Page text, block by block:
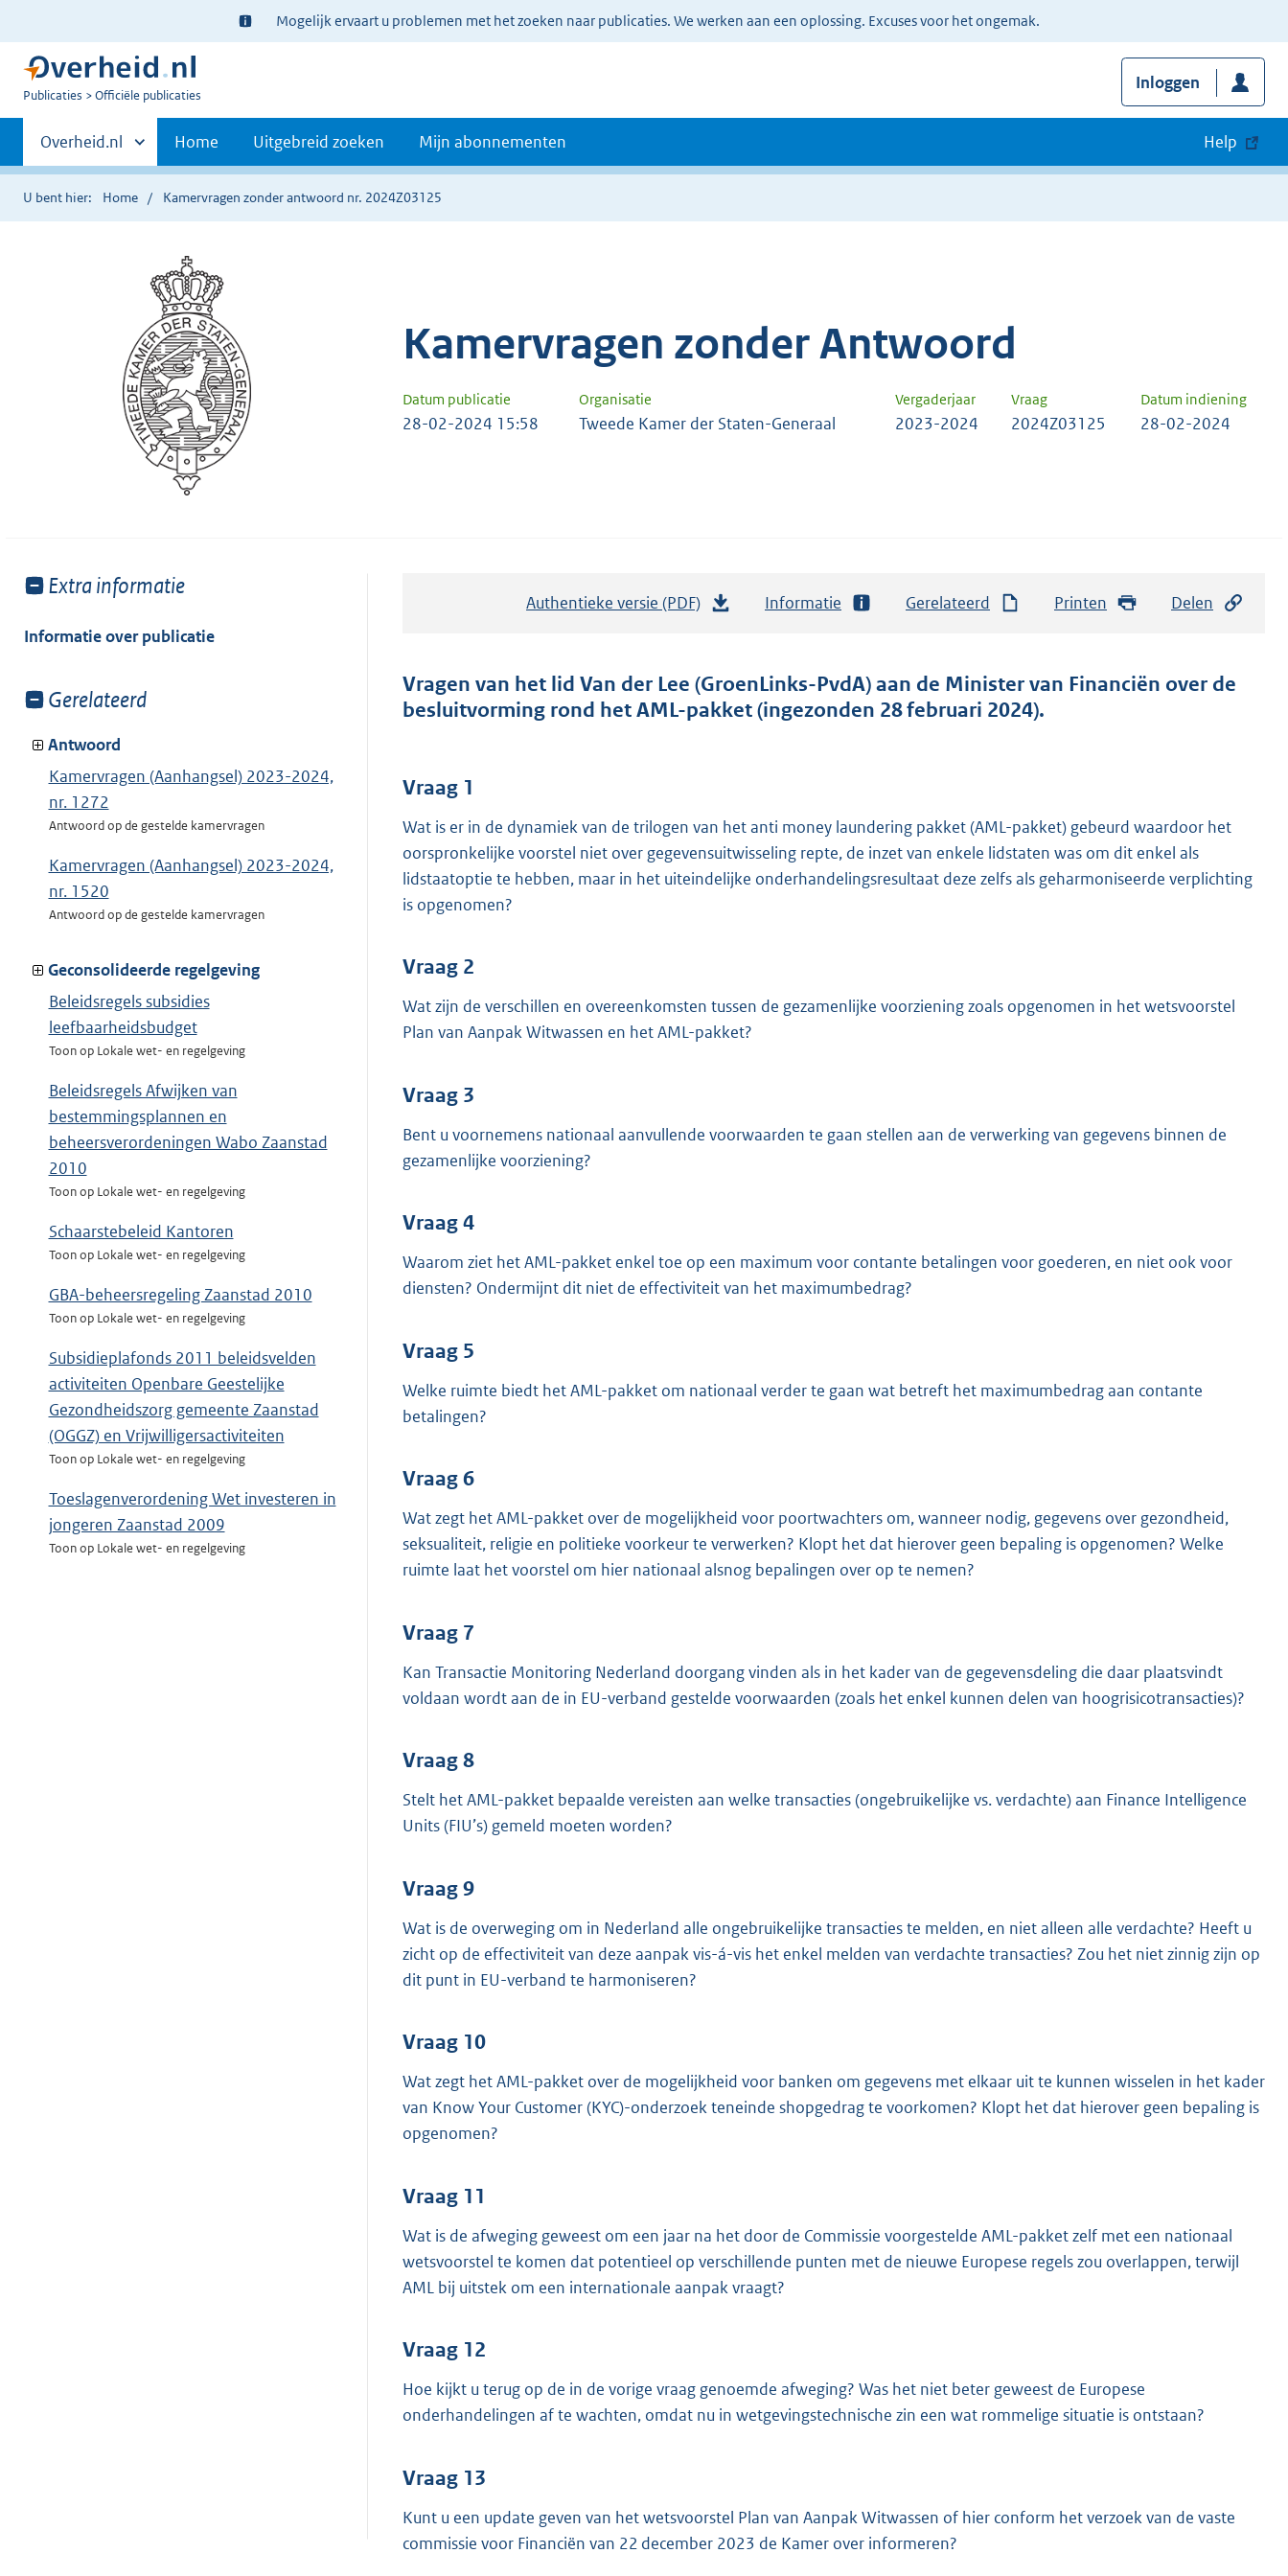
Ter
informatie:
Mogelijk ervaart u problemen met het zoeken naar publicaties. We werken aan een oplossing. Excuses voor het ongemak.
U
Publicaties Officiële publicaties
Inloggen
Primaire
navigatie
Andere
sites
binnen
Overheid.nl Home Uitgebreid zoeken Mijn abonnementen Help
U bent hier: Home Kamervragen zonder antwoord nr. 2024Z03125
Kamervragen zonder Antwoord
Datum publicatie Organisatie Vergaderjaar Vraag Datum indiening
28-02-2024 15:58 Tweede Kamer der Staten-Generaal 2023-2024 2024Z03125 28-02-2024
Toon
van:
Extra informatie
Informatie over publicatie
Toon
van:
Gerelateerd
Antwoord
Kamervragen (Aanhangsel) 2023-2024,
nr. 1272
Antwoord op de gestelde kamervragen
Kamervragen (Aanhangsel) 2023-2024,
nr. 1520
Antwoord op de gestelde kamervragen
Geconsolideerde regelgeving
Beleidsregels subsidies
leefbaarheidsbudget
Toon op Lokale wet- en regelgeving
Beleidsregels Afwijken van
bestemmingsplannen en
beheersverordeningen Wabo Zaanstad
2010
Toon op Lokale wet- en regelgeving
Schaarstebeleid Kantoren
Toon op Lokale wet- en regelgeving
GBA-beheersregeling Zaanstad 2010
Toon op Lokale wet- en regelgeving
Subsidieplafonds 2011 beleidsvelden
activiteiten Openbare Geestelijke
Gezondheidszorg gemeente Zaanstad
(OGGZ) en Vrijwilligersactiviteiten
Toon op Lokale wet- en regelgeving
Toeslagenverordening Wet investeren in
jongeren Zaanstad 2009
Toon op Lokale wet- en regelgeving
Authentieke versie (PDF)
t
a
r
o
o
4
0
Informatie Gerelateerd Printen Delen
Vragen van het lid Van der Lee (GroenLinks-PvdA) aan de Minister van Financiën over de
besluitvorming rond het AML-pakket (ingezonden 28 februari 2024).
Vraag 1
Wat is er in de dynamiek van de trilogen van het anti money laundering pakket (AML-pakket) gebeurd waardoor het
oorspronkelijke voorstel niet over gegevensuitwisseling repte, de inzet van enkele lidstaten was om dit enkel als
lidstaatoptie te hebben, maar in het uiteindelijke onderhandelingsresultaat deze zelfs als geharmoniseerde verplichting
is opgenomen?
Vraag 2
Wat zijn de verschillen en overeenkomsten tussen de gezamenlijke voorziening zoals opgenomen in het wetsvoorstel
Plan van Aanpak Witwassen en het AML-pakket?
Vraag 3
Bent u voornemens nationaal aanvullende voorwaarden te gaan stellen aan de verwerking van gegevens binnen de
gezamenlijke voorziening?
Vraag 4
Waarom ziet het AML-pakket enkel toe op een maximum voor contante betalingen voor goederen, en niet ook voor
diensten? Ondermijnt dit niet de effectiviteit van het maximumbedrag?
Vraag 5
Welke ruimte biedt het AML-pakket om nationaal verder te gaan wat betreft het maximumbedrag aan contante
betalingen?
Vraag 6
Wat zegt het AML-pakket over de mogelijkheid voor poortwachters om, wanneer nodig, gegevens over gezondheid,
seksualiteit, religie en politieke voorkeur te verwerken? Klopt het dat hierover geen bepaling is opgenomen? Welke
ruimte laat het voorstel om hier nationaal alsnog bepalingen over op te nemen?
Vraag 7
Kan Transactie Monitoring Nederland doorgang vinden als in het kader van de gegevensdeling die daar plaatsvindt
voldaan wordt aan de in EU-verband gestelde voorwaarden (zoals het enkel kunnen delen van hoogrisicotransacties)?
Vraag 8
Stelt het AML-pakket bepaalde vereisten aan welke transacties (ongebruikelijke vs. verdachte) aan Finance Intelligence
Units (FIU’s) gemeld moeten worden?
Vraag 9
Wat is de overweging om in Nederland alle ongebruikelijke transacties te melden, en niet alleen alle verdachte? Heeft u
zicht op de effectiviteit van deze aanpak vis-á-vis het enkel melden van verdachte transacties? Zou het niet zinnig zijn op
dit punt in EU-verband te harmoniseren?
Vraag 10
Wat zegt het AML-pakket over de mogelijkheid voor banken om gegevens met elkaar uit te kunnen wisselen in het kader
van Know Your Customer (KYC)-onderzoek teneinde shopgedrag te voorkomen? Klopt het dat hierover geen bepaling is
opgenomen?
Vraag 11
Wat is de afweging geweest om een jaar na het door de Commissie voorgestelde AML-pakket zelf met een nationaal
wetsvoorstel te komen dat potentieel op verschillende punten met de nieuwe Europese regels zou overlappen, terwijl
AML bij uitstek om een internationale aanpak vraagt?
Vraag 12
Hoe kijkt u terug op de in de vorige vraag genoemde afweging? Was het niet beter geweest de Europese
onderhandelingen af te wachten, omdat nu in wetgevingstechnische zin een wat rommelige situatie is ontstaan?
Vraag 13
Kunt u een update geven van het wetsvoorstel Plan van Aanpak Witwassen of hier conform het verzoek van de vaste
commissie voor Financiën van 22 december 2023 de Kamer over informeren?